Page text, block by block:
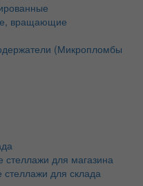
вращающие
(Микропломбы
стеллажи для магазина
для склада